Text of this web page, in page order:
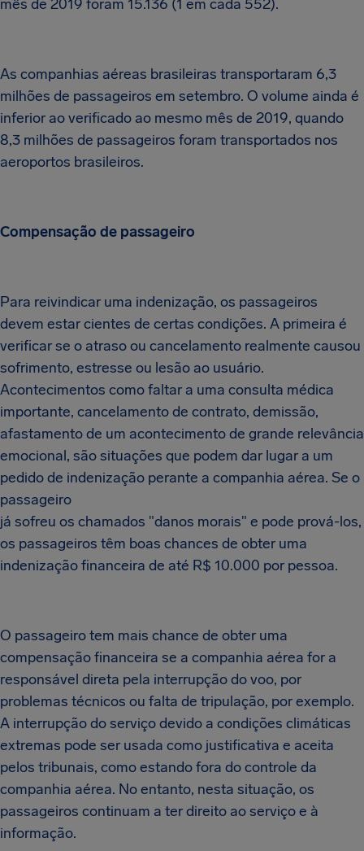
mês de 2019 foram 15.136 (1 em cada 552).
As companhias aéreas brasileiras transportaram 6,3
milhões de passageiros em setembro. O volume ainda é
inferior ao verificado ao mesmo mês de 2019, quando
8,3 milhões de passageiros foram transportados nos
aeroportos brasileiros.
Compensação de passageiro
Para reivindicar uma indenização, os passageiros
devem estar cientes de certas condições. A primeira é
verificar se o atraso ou cancelamento realmente causou
sofrimento, estresse ou lesão ao usuário.
Acontecimentos como faltar a uma consulta médica
importante, cancelamento de contrato, demissão,
afastamento de um acontecimento de grande relevância
emocional, são situações que podem dar lugar a um
pedido de indenização perante a companhia aérea. Se o
passageiro
já sofreu os chamados "danos morais" e pode prová-los,
os passageiros têm boas chances de obter uma
indenização financeira de até R$ 10.000 por pessoa.
O passageiro tem mais chance de obter uma
compensação financeira se a companhia aérea for a
responsável direta pela interrupção do voo, por
problemas técnicos ou falta de tripulação, por exemplo.
A interrupção do serviço devido a condições climáticas
extremas pode ser usada como justificativa e aceita
pelos tribunais, como estando fora do controle da
companhia aérea. No entanto, nesta situação, os
passageiros continuam a ter direito ao serviço e à
informação.